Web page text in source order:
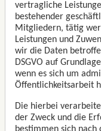
vertragliche
bestehender
Mitgliedern, tätig
Leistungen und
wir die Daten
DSGVO auf
wenn es sich um
Öffentlichkeitsarbeit
Die hierbei
der Zweck und die